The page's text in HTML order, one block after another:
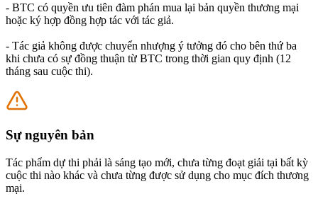
- BTC có quyền ưu tiên đàm phán mua lại bản quyền thương mại
hoặc ký hợp đồng hợp tác với tác giả.
- Tác giả không được chuyển nhượng ý tưởng đó cho bên thứ ba
khi chưa có sự đồng thuận từ BTC trong thời gian quy định (12
tháng sau cuộc thi).
Sự nguyên bản
Tác phẩm dự thi phải là sáng tạo mới, chưa từng đoạt giải tại bất kỳ
cuộc thi nào khác và chưa từng được sử dụng cho mục đích thương
mại.